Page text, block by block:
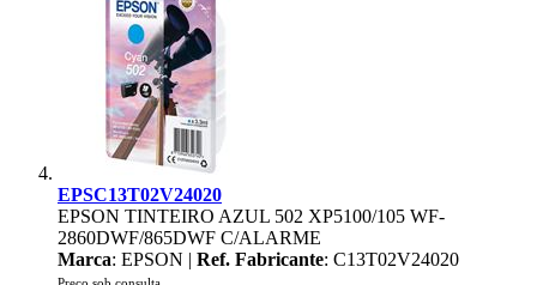
EPSC13T02V24020
EPSON TINTEIRO AZUL 502 XP5100/105 WF-
2860DWF/865DWF C/ALARME
Marca: EPSON | Ref. Fabricante: C13T02V24020